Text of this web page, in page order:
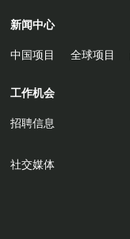
新闻中心
中国项目 全球项目
工作机会
招聘信息
社交媒体